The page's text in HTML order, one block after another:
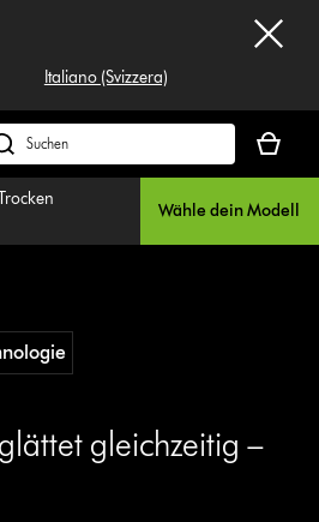
Italiano (Svizzera)
ist
leer
Wähle dein Modell
gleichzeitig –